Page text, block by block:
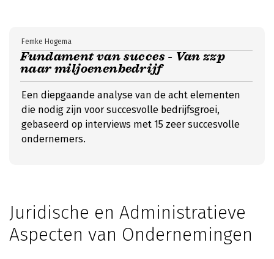
Fundament van succes - Van zzp
naar miljoenenbedrijf
Femke Hogema
Een diepgaande analyse van de acht elementen
die nodig zijn voor succesvolle bedrijfsgroei,
gebaseerd op interviews met 15 zeer succesvolle
ondernemers.
Juridische en Administratieve
Aspecten van Ondernemingen